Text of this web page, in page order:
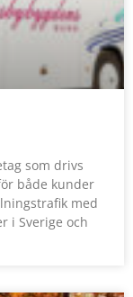
som drivs
både kunder
med
i Sverige och